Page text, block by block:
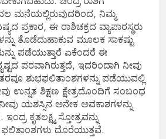
ಮನೆಯಲ್ಲಿರುವುದರಿಂದ, ನಿಮ್ಮ
ಪ್ರಕಾರ, ಈ ರಾಶಿಚಕ್ರದ ವ್ಯಾಪಾರಸ್ಥರು
ತೊಡೆದುಹಾಕುವ ಮೂಲಕ ಸಾಕಷ್ಟು
ಪಡೆಯುತ್ತಾರೆ ಏಕೆಂದರೆ ಈ
ಪರವಾಗಿರುತ್ತದೆ, ಇದರಿಂದಾಗಿ ನೀವು
ಶುಭಫಲಿತಾಂಶಗಳನ್ನು ಪಡೆಯುವಲ್ಲಿ
ಉನ್ನತ ಶಿಕ್ಷಣ ಕ್ಷೇತ್ರದೊಂದಿಗೆ ಸಂಬಂಧ
ಯಶಸ್ಸಿನ ಅನೇಕ ಅವಕಾಶಗಳನ್ನು
ಕೃತಲಕ್ಷ್ಮಿ ಸ್ತೋತ್ರವನ್ನು
ದೊರೆಯುತ್ತವೆ.